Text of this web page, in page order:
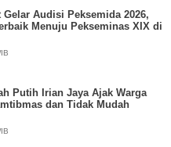
Gelar Audisi Peksemida 2026,
Menuju Pekseminas XIX di
Putih Irian Jaya Ajak Warga
dan Tidak Mudah